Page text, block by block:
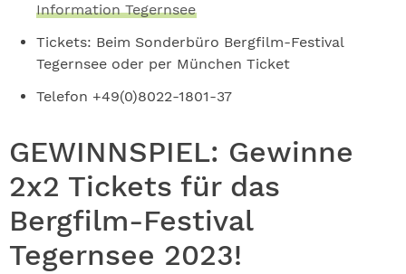
Information Tegernsee
Tickets: Beim Sonderbüro Bergfilm-Festival
Tegernsee oder per München Ticket
Telefon +49(0)8022-1801-37
GEWINNSPIEL: Gewinne
2x2 Tickets für das
Bergfilm-Festival
Tegernsee 2023!